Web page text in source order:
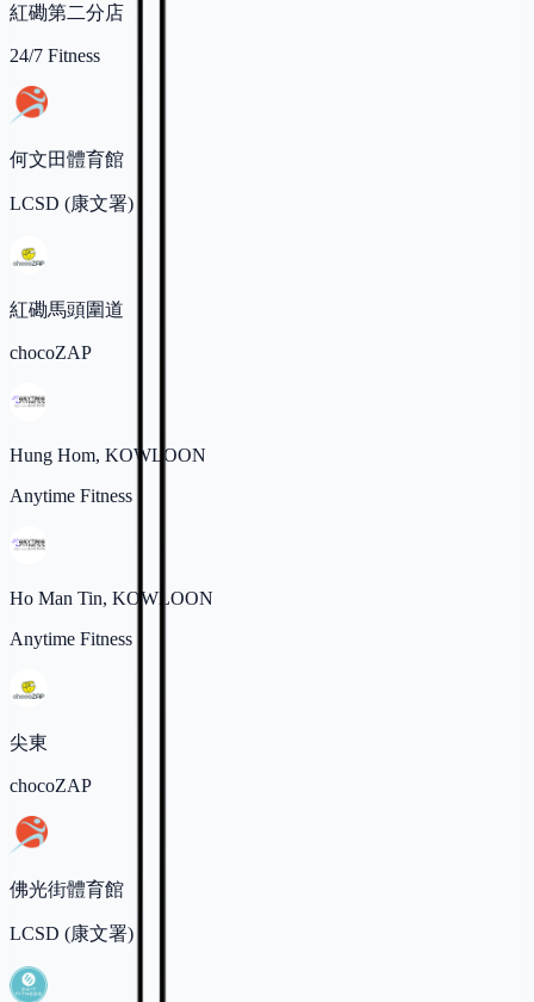
紅磡第二分店
24/7 Fitness
何文田體育館
LCSD (康文署)
紅磡馬頭圍道
chocoZAP
Hung Hom, KOWLOON
Anytime Fitness
Ho Man Tin, KOWLOON
Anytime Fitness
尖東
chocoZAP
佛光街體育館
LCSD (康文署)